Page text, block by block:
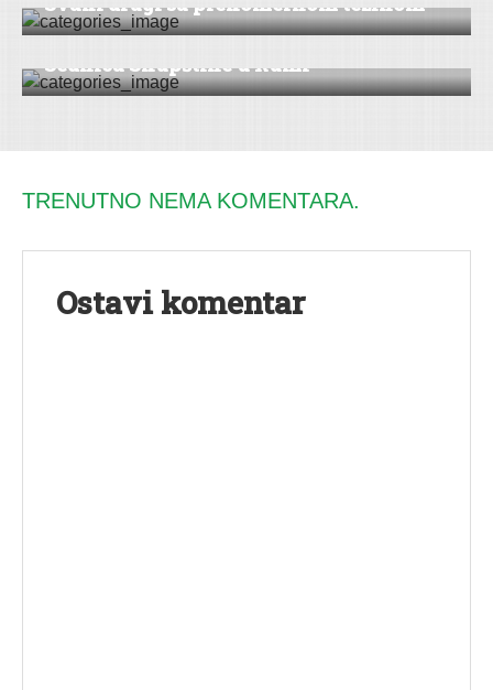
VESTI
Sednica Skupštine u Rumi
TRENUTNO NEMA KOMENTARA.
Ostavi komentar